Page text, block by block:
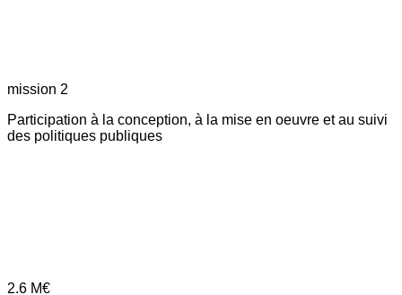
mission 2
Participation à la conception, à la mise en oeuvre et au suivi
des politiques publiques
2.6 M€